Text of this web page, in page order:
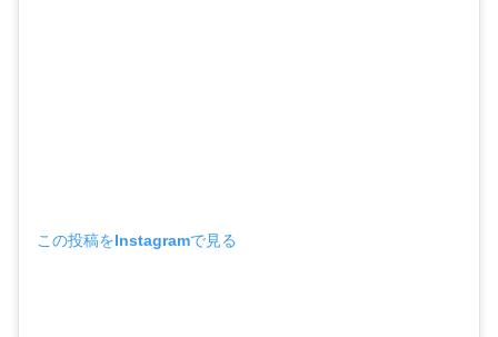
この投稿をInstagramで見る